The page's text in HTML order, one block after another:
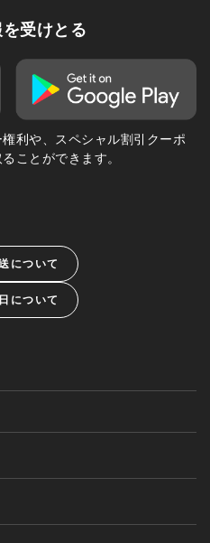
受けとる
利や、スペシャル割引クーポ
ことができます。
について
について